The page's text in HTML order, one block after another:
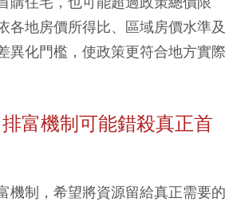
各地房價所得比、區域房價水準及
異化門檻，使政策更符合地方實際
富機制可能錯殺真正首
機制，希望將資源留給真正需要的